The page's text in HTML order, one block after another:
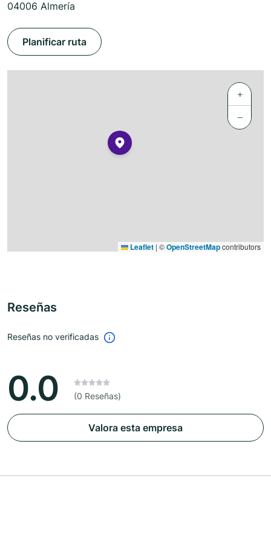
04006 Almería
Planificar ruta
+
−
Leaflet | ©OpenStreetMapcontributors
Reseñas
Reseñas no verificadas
0.0 (0 Reseñas)
Valora esta empresa